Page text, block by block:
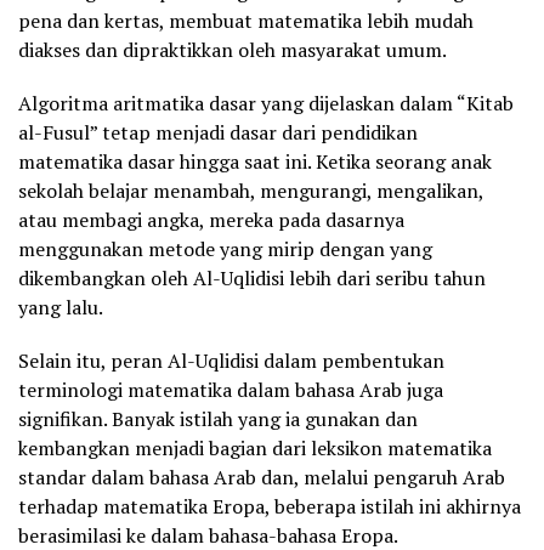
pena dan kertas, membuat matematika lebih mudah
diakses dan dipraktikkan oleh masyarakat umum.
Algoritma aritmatika dasar yang dijelaskan dalam “Kitab
al-Fusul” tetap menjadi dasar dari pendidikan
matematika dasar hingga saat ini. Ketika seorang anak
sekolah belajar menambah, mengurangi, mengalikan,
atau membagi angka, mereka pada dasarnya
menggunakan metode yang mirip dengan yang
dikembangkan oleh Al-Uqlidisi lebih dari seribu tahun
yang lalu.
Selain itu, peran Al-Uqlidisi dalam pembentukan
terminologi matematika dalam bahasa Arab juga
signifikan. Banyak istilah yang ia gunakan dan
kembangkan menjadi bagian dari leksikon matematika
standar dalam bahasa Arab dan, melalui pengaruh Arab
terhadap matematika Eropa, beberapa istilah ini akhirnya
berasimilasi ke dalam bahasa-bahasa Eropa.